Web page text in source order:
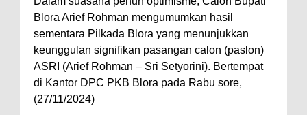
Blora Arief Rohman mengumumkan hasil
sementara Pilkada Blora yang menunjukkan
keunggulan signifikan pasangan calon (paslon)
ASRI (Arief Rohman – Sri Setyorini). Bertempat
di Kantor DPC PKB Blora pada Rabu sore,
(27/11/2024)